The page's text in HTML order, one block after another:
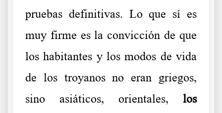
pruebas definitivas. Lo que sí es
muy firme es la convicción de que
los habitantes y los modos de vida
de los troyanos no eran griegos,
sino asiáticos, orientales, los